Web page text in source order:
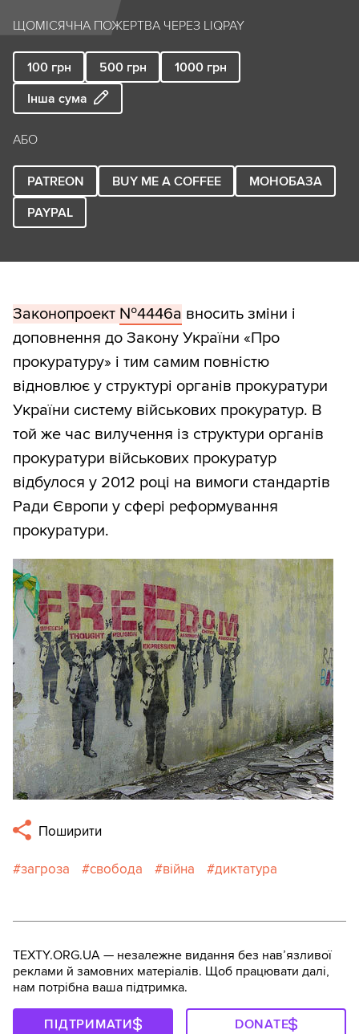
ЩОМІСЯЧНА ПОЖЕРТВА ЧЕРЕЗ LIQPAY
100 грн 500 грн 1000 грн
Інша сума
АБО
PATREON BUY ME A COFFEE
МОНОБАЗА
PAYPAL
Законопроект №4446а вносить зміни і
доповнення до Закону України «Про
прокуратуру» і тим самим повністю
відновлює у структурі органів прокуратури
України систему військових прокуратур. В
той же час вилучення із структури органів
прокуратури військових прокуратур
відбулося у 2012 році на вимоги стандартів
Ради Європи у сфері реформування
прокуратури.
Поширити
загроза свобода війна диктатура
TEXTY.ORG.UA — незалежне видання без навʼязливої
реклами й замовних матеріалів. Щоб працювати далі,
нам потрібна ваша підтримка.
ПІДТРИМАТИ DONATE